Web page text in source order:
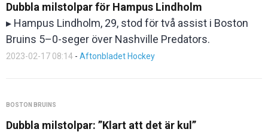
Dubbla milstolpar för Hampus Lindholm
▸ Hampus Lindholm, 29, stod för två assist i Boston
Bruins 5–0-seger över Nashville Predators.
2023-02-17 08:14 - Aftonbladet Hockey
BOSTON BRUINS
Dubbla milstolpar: ”Klart att det är kul”